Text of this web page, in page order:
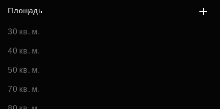
Площадь
30 кв. м.
40 кв. м.
50 кв. м.
70 кв. м.